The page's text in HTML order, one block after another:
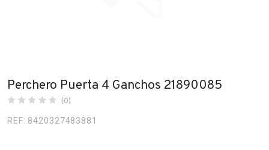
FAQ’s
Contacto
Perchero Puerta 4 Ganchos 21890085
(0)
REF: 8420327483881